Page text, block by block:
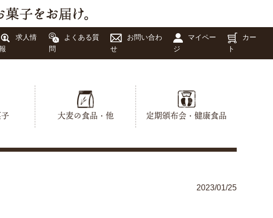
求人情
よくある質
問
お問い合わ
せ
マイペー
ジ
カー
ト
大麦の食品・他 定期頒布会・健康食品
2023/01/25